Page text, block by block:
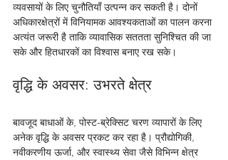
व्यवसायों के लिए चुनौतियाँ उत्पन्न कर सकती है। दोनों
अधिकारक्षेत्रों में विनियामक आवश्यकताओं का पालन करना
अत्यंत जरूरी है ताकि व्यावासिक सततता सुनिश्चित की जा
सके और हितधारकों का विश्वास बनाए रख सके।
वृद्धि के अवसर: उभरते क्षेत्र
बावजूद बाधाओं के, पोस्ट-ब्रेक्सिट चरण व्यापारों के लिए
अनेक वृद्धि के अवसर प्रकट कर रहा है। प्रौद्योगिकी,
नवीकरणीय ऊर्जा, और स्वास्थ्य सेवा जैसे विभिन्न क्षेत्र